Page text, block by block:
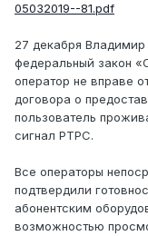
05032019--81.pdf
27 декабря Владимир
федеральный закон
оператор не вправе
договора о
пользователь
сигнал РТРС.
Все операторы
подтвердили
абонентским
возможностью